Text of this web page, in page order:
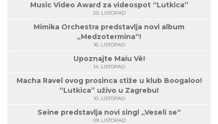
Music Video Award za videospot “Lutkica”
20. LISTOPAD
Mimika Orchestra predstavlja novi album
„Medzotermina“!
16. LISTOPAD
Upoznajte Maiu Vë!
14. LISTOPAD
Macha Ravel ovog prosinca stiže u klub Boogaloo!
“Lutkica” uživo u Zagrebu!
10. LISTOPAD
Seine predstavlja novi singl „Veseli se“
09. LISTOPAD